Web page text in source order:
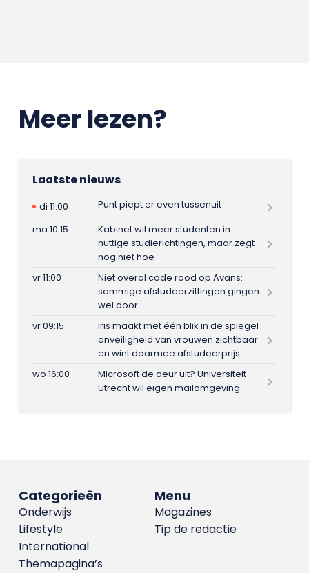
Meer lezen?
Laatste nieuws
di 11:00
Punt piept er even tussenuit
ma 10:15
Kabinet wil meer studenten in
nuttige studierichtingen, maar zegt
nog niet hoe
vr 11:00
Niet overal code rood op Avans:
sommige afstudeerzittingen gingen
wel door
vr 09:15
Iris maakt met één blik in de spiegel
onveiligheid van vrouwen zichtbaar
en wint daarmee afstudeerprijs
wo 16:00
Microsoft de deur uit? Universiteit
Utrecht wil eigen mailomgeving
Menu
Magazines
Tip de redactie
Categorieën
Onderwijs
Lifestyle
International
Themapagina’s